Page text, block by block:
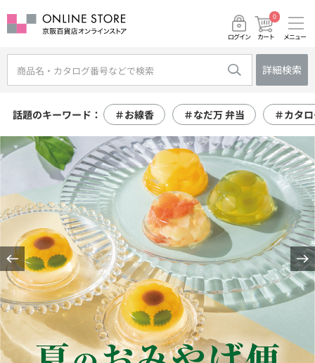
ログイン カート
0
メニュー
詳細検索
話題のキーワード： ＃お線香 ＃なだ万 弁当 ＃カタ